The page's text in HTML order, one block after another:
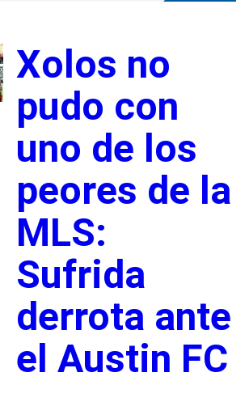
Xolos no
pudo con
uno de los
peores de la
MLS:
Sufrida
derrota ante
el Austin FC